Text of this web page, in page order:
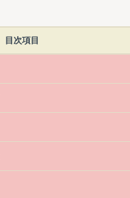
目次項目